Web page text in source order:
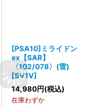
[PSA10]ミライドン
ex【SAR】
〈102/078〉(雷)
[SV1V]
14,980円(税込)
在庫わずか